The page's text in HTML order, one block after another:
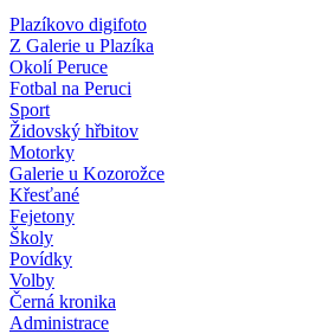
Plazíkovo digifoto
Z Galerie u Plazíka
Okolí Peruce
Fotbal na Peruci
Sport
Židovský hřbitov
Motorky
Galerie u Kozorožce
Křesťané
Fejetony
Školy
Povídky
Volby
Černá kronika
Administrace